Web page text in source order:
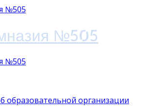
№505
образовательной организации